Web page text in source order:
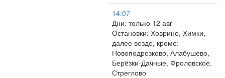
14:07
Дни: только 12 авг
Остановки: Ховрино, Химки,
далее везде, кроме:
Новоподрезково, Алабушево,
Берёзки-Дачные, Фроловское,
Стреглово